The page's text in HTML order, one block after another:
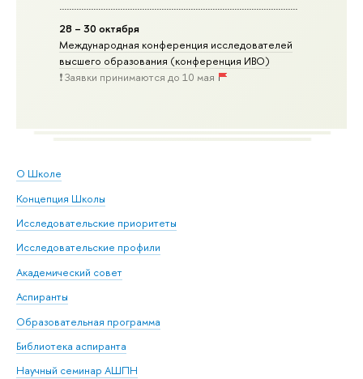
28 – 30 октября
Международная конференция исследователей
высшего образования (конференция ИВО)
❗️ Заявки принимаются до 10 мая
О Школе
Концепция Школы
Исследовательские приоритеты
Исследовательские профили
Академический совет
Аспиранты
Образовательная программа
Библиотека аспиранта
Научный семинар АШПН